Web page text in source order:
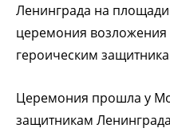
Ленинграда на
церемония возложения
героическим
Церемония прошла у
защитникам